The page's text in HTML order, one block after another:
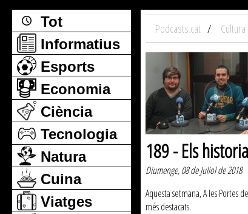
Tot
Informatius
Esports
Economia
Ciència
Tecnologia
Natura
Cuina
Viatges
Podcasts.cat Cultura
189 - Els
Diumenge, 08 de Juliol de 2018
Aquesta setmana, A les Portes
més destacats.